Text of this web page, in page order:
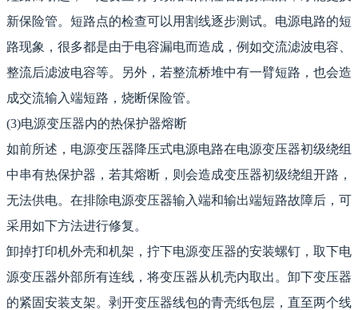
新保险管。短路点的检查可以用割线逐步测试。电源电路的短
路现象，很多都是由于电容漏电而造成，例如交流滤波电容、
整流后滤波电容等。另外，若整流桥堆中有一臂短路，也会造
成交流输入端短路，烧断保险管。
(3)电源变压器内的热保护器熔断
如前所述，电源变压器降压式电源电路在电源变压器初级绕组
中串有热保护器，若其熔断，则会造成变压器初级绕组开路，
无法供电。在排除电源变压器输入端和输出端短路故障后，可
采用如下方法进行修复。
卸掉打印机外壳和机架，拧下电源变压器的安装螺钉，取下电
源变压器外部所有连线，将变压器从机壳内取出。卸下变压器
的紧固安装支架。剥开变压器线包的青壳纸包层，直至两个线